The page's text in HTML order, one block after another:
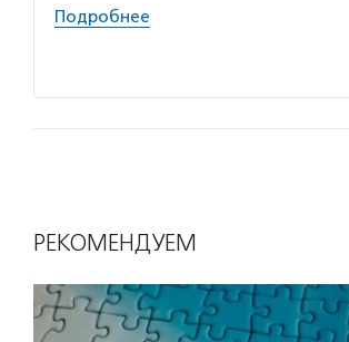
Подробнее
РЕКОМЕНДУЕМ